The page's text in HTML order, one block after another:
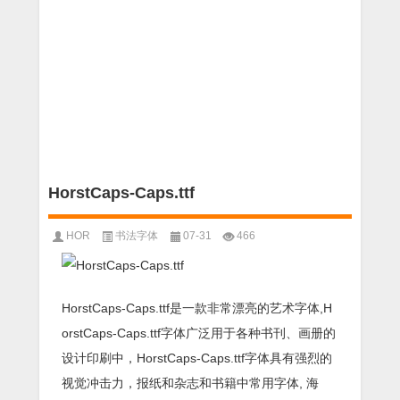
HorstCaps-Caps.ttf
HOR 书法字体 07-31 466
HorstCaps-Caps.ttf是一款非常漂亮的艺术字体,H
orstCaps-Caps.ttf字体广泛用于各种书刊、画册的
设计印刷中，HorstCaps-Caps.ttf字体具有强烈的
视觉冲击力，报纸和杂志和书籍中常用字体, 海